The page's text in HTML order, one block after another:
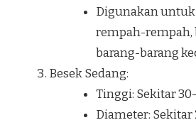
Digunakan
rempah-rempah,
barang-barang
Besek Sedang:
Tinggi: Sekitar
Diameter: